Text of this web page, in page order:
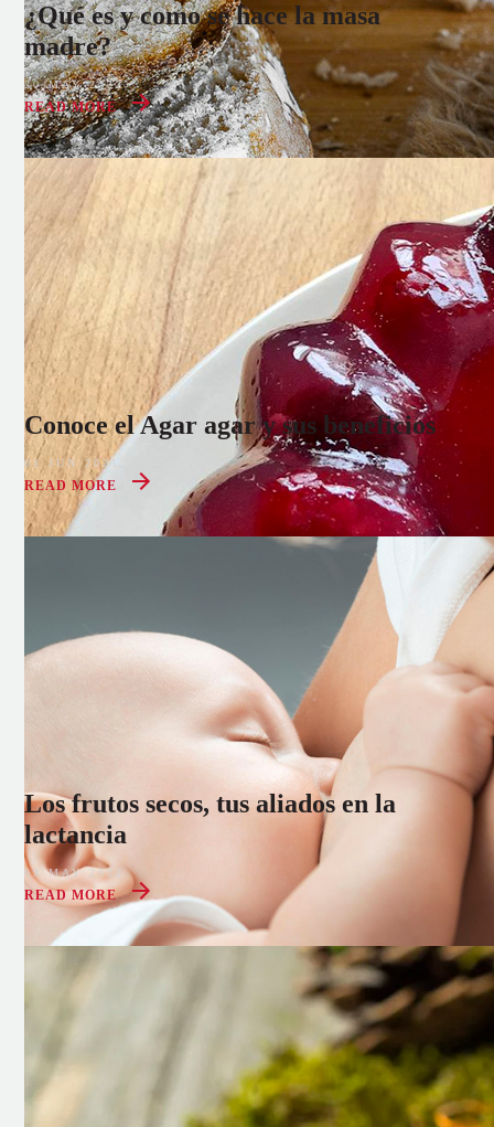
¿Qué es y como se hace la masa
madre?
30 MAY 2022
READ MORE
Conoce el Agar agar y sus beneficios
01 JUN 2021
READ MORE
Los frutos secos, tus aliados en la
lactancia
09 MAY 2022
READ MORE